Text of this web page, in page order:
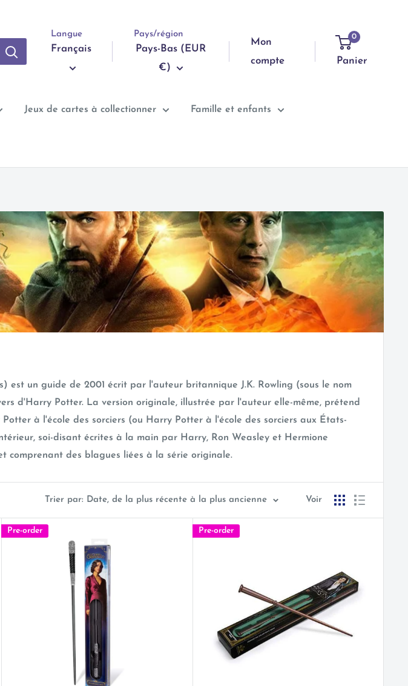
Langue
Français
Pays/région
Pays-Bas (EUR
€)
Mon
compte
0
Panier
Jeux de cartes à collectionner Famille et enfants
un guide de 2001 écrit par l'auteur britannique J.K. Rowling (sous le nom
d'Harry Potter. La version originale, illustrée par l'auteur elle-même, prétend
à l'école des sorciers (ou Harry Potter à l'école des sorciers aux États-
soi-disant écrites à la main par Harry, Ron Weasley et Hermione
comprenant des blagues liées à la série originale.
Trier par: Date, de la plus récente à la plus ancienne Voir
Pre-order Pre-order